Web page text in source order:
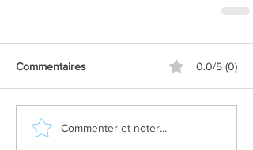
Commentaires 0.0/5 (0)
Commenter et noter...